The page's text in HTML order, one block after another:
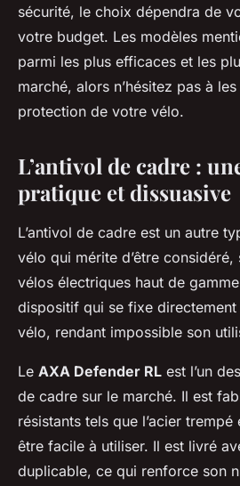
sécurité, le choix dépendra de
votre budget. Les modèles
parmi les plus efficaces et les
marché, alors n’hésitez pas à
protection de votre vélo.
L’antivol de cadre :
pratique et dissuasive
L’antivol de cadre est un autre
vélo qui mérite d’être
vélos électriques haut de
dispositif qui se fixe
vélo, rendant impossible son
Le AXA Defender RL est l’un
de cadre sur le marché. Il est
résistants tels que l’acier
être facile à utiliser. Il est livré
duplicable, ce qui renforce son